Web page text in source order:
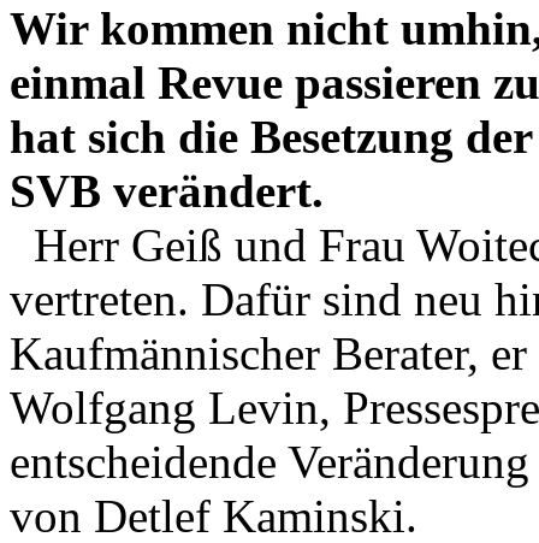
Wir kommen nicht
einmal Revue passieren
hat sich die Besetzung
SVB verändert.
Herr Geiß und Frau
vertreten. Dafür sind neu
Kaufmännischer Berater,
Wolfgang Levin,
entscheidende
von Detlef Kaminski.